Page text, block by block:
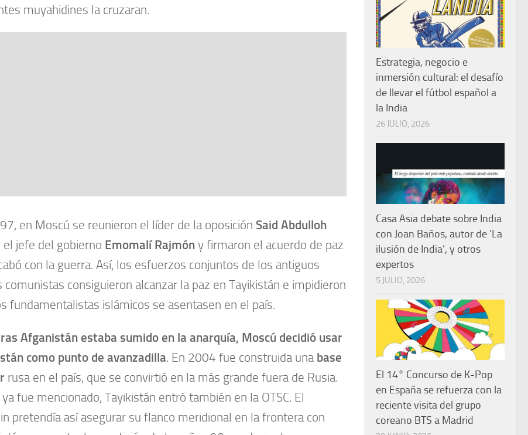
muyahidines la cruzaran.
en Moscú se reunieron el líder de la oposición Said Abdulloh
jefe del gobierno Emomalí Rajmón y firmaron el acuerdo de paz
con la guerra. Así, los esfuerzos conjuntos de los antiguos
comunistas consiguieron alcanzar la paz en Tayikistán e impidieron
fundamentalistas islámicos se asentasen en el país.
Afganistán estaba sumido en la anarquía, Moscú decidió usar
como punto de avanzadilla. En 2004 fue construida una base
rusa en el país, que se convirtió en la más grande fuera de Rusia.
fue mencionado, Tayikistán entró también en la OTSC. El
pretendía así asegurar su flanco meridional en la frontera con
Estrategia, negocio e
inmersión cultural: el desafío
de llevar el fútbol español a
la India
26 JULIO, 2026
Casa Asia debate sobre India
con Joan Baños, autor de ‘La
ilusión de India’, y otros
expertos
5 JULIO, 2026
El 14° Concurso de K-Pop
en España se refuerza con la
reciente visita del grupo
coreano BTS a Madrid